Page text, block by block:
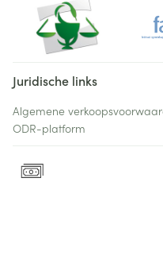
Juridische links
Algemene
ODR-platform